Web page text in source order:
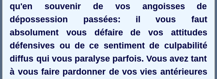
qu'en souvenir de vos angoisses de
dépossession passées: il vous faut
absolument vous défaire de vos attitudes
défensives ou de ce sentiment de culpabilité
diffus qui vous paralyse parfois. Vous avez tant
à vous faire pardonner de vos vies antérieures